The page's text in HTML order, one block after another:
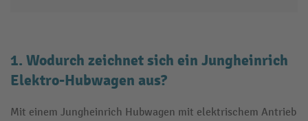
1. Wodurch zeichnet sich ein Jungheinrich
Elektro-Hubwagen aus?
Mit einem Jungheinrich Hubwagen mit elektrischem Antrieb